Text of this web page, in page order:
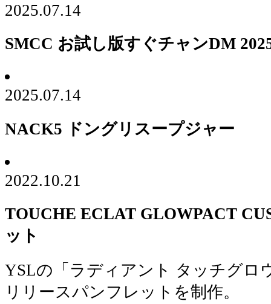
2025.07.14
SMCC お試し版すぐチャンDM
2025.07.14
NACK5 ドングリスープジャー
2022.10.21
TOUCHE ECLAT GLOWPACT
ット
YSLの「ラディアント タッチグロ
リリースパンフレットを制作。